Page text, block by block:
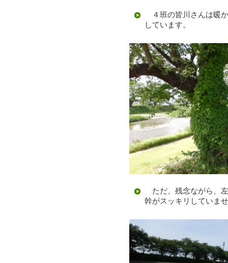
４班の皆川さんは暖
しています。
ただ、残念ながら、
幹がスッキリしていま